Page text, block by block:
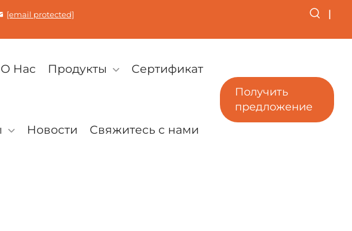
[email protected] |
О Нас Продукты Сертификат
Новости Свяжитесь с нами
Получить
предложение